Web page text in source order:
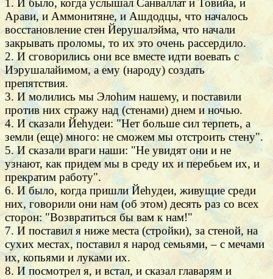
1. И было, когда услышал Санваллат и Товийа, и
Арави, и Аммонитяне, и Ашдодцы, что началось
восстановление стен Йерушалэйма, что начали
закрывать проломы, то их это очень рассердило.
2. И сговорились они все вместе идти воевать с
Иэрушалайимом, а ему (народу) создать
препятствия.
3. И молились мы Элоhим нашему, и поставили
против них стражу над (стенами) днем и ночью.
4. И сказали Йеhудеи: "Нет больше сил терпеть, а
земли (еще) много: не сможем мы отстроить стену".
5. И сказали враги наши: "Не увидят они и не
узнают, как придем мы в среду их и перебьем их, и
прекратим работу".
6. И было, когда пришли Йеhудеи, живущие среди
них, говорили они нам (об этом) десять раз со всех
сторон: "Возвратиться бы вам к нам!"
7. И поставил я ниже места (стройки), за стеной, на
сухих местах, поставил я народ семьями, – с мечами
их, копьями и луками их.
8. И посмотрел я, и встал, и сказал главарям и